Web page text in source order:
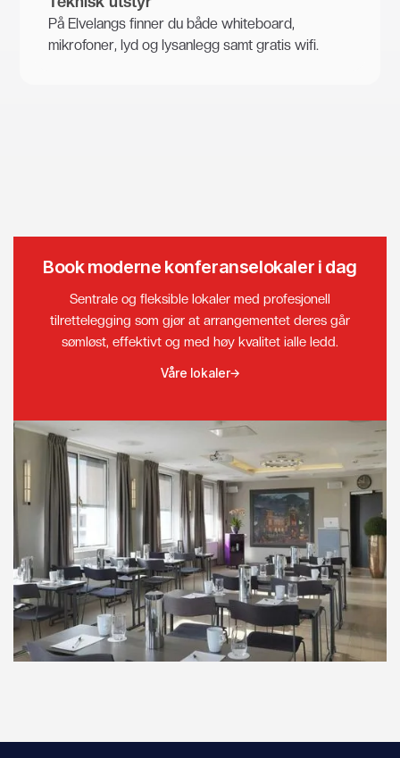
På Elvelangs finner du både whiteboard,
mikrofoner, lyd og lysanlegg samt gratis wifi.
Book moderne konferanselokaler i dag
Sentrale og fleksible lokaler med profesjonell
tilrettelegging som gjør at arrangementet deres går
sømløst, effektivt og med høy kvalitet ialle ledd.
Våre lokaler